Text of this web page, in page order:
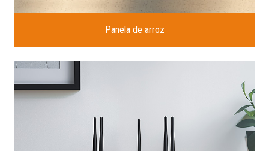
Panela de arroz